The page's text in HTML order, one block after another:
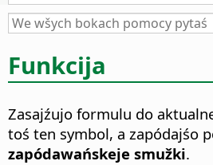
Funkcija
Zasajźujo formulu do
toś ten symbol, a zapódajśo
zapódawańskeje smužki.